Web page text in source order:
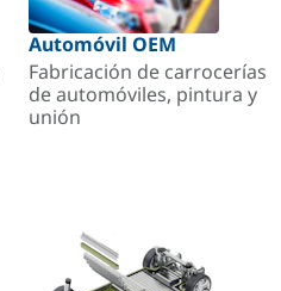
Automóvil OEM
Fabricación de carrocerías
de automóviles, pintura y
unión